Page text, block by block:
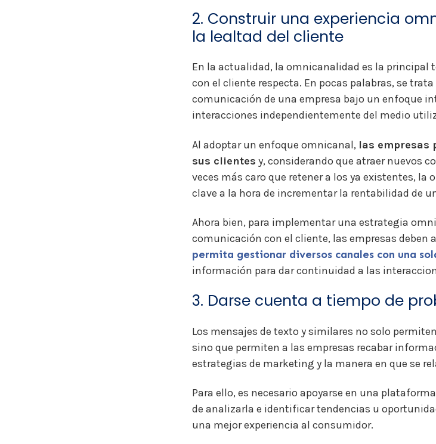
2. Construir una experiencia
la lealtad del cliente
En la actualidad, la omnicanalidad es la principal
con el cliente respecta. En pocas palabras, se
comunicación de una empresa bajo un enfoque
interacciones independientemente del medio
Al adoptar un enfoque omnicanal, las empresas
sus clientes y, considerando que atraer nuevos
veces más caro que retener a los ya existentes,
clave a la hora de incrementar la rentabilidad de
Ahora bien, para implementar una estrategia
comunicación con el cliente, las empresas deben
permita gestionar diversos canales con una
información para dar continuidad a las
3. Darse cuenta a tiempo de
Los mensajes de texto y similares no solo
sino que permiten a las empresas recabar
estrategias de marketing y la manera en que se
Para ello, es necesario apoyarse en una
de analizarla e identificar tendencias u
una mejor experiencia al consumidor.